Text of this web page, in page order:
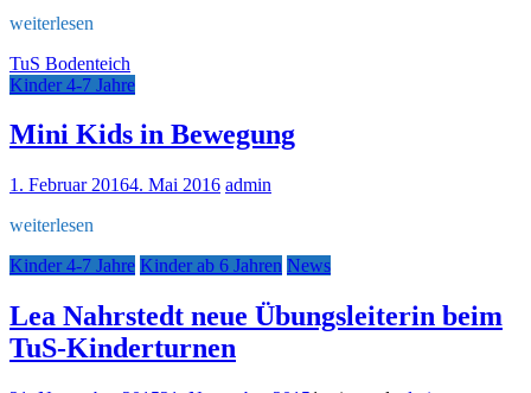
weiterlesen
TuS Bodenteich
Kinder 4-7 Jahre
Mini Kids in Bewegung
1. Februar 20164. Mai 2016 admin
weiterlesen
Kinder 4-7 Jahre Kinder ab 6 Jahren News
Lea Nahrstedt neue Übungsleiterin beim
TuS-Kinderturnen